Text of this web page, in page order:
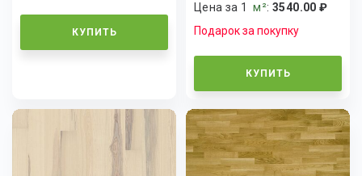
КУПИТЬ
Цена за 1м²:3540.00 ₽
Подарок за покупку
КУПИТЬ